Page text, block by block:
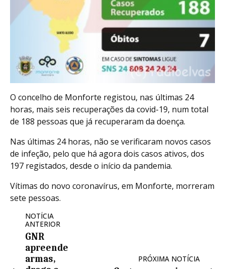
O concelho de Monforte registou, nas últimas 24
horas, mais seis recuperações da covid-19, num total
de 188 pessoas que já recuperaram da doença.
Nas últimas 24 horas, não se verificaram novos casos
de infeção, pelo que há agora dois casos ativos, dos
197 registados, desde o início da pandemia.
Vítimas do novo coronavírus, em Monforte, morreram
sete pessoas.
NOTÍCIA
ANTERIOR
GNR
apreende
armas,
PRÓXIMA NOTÍCIA